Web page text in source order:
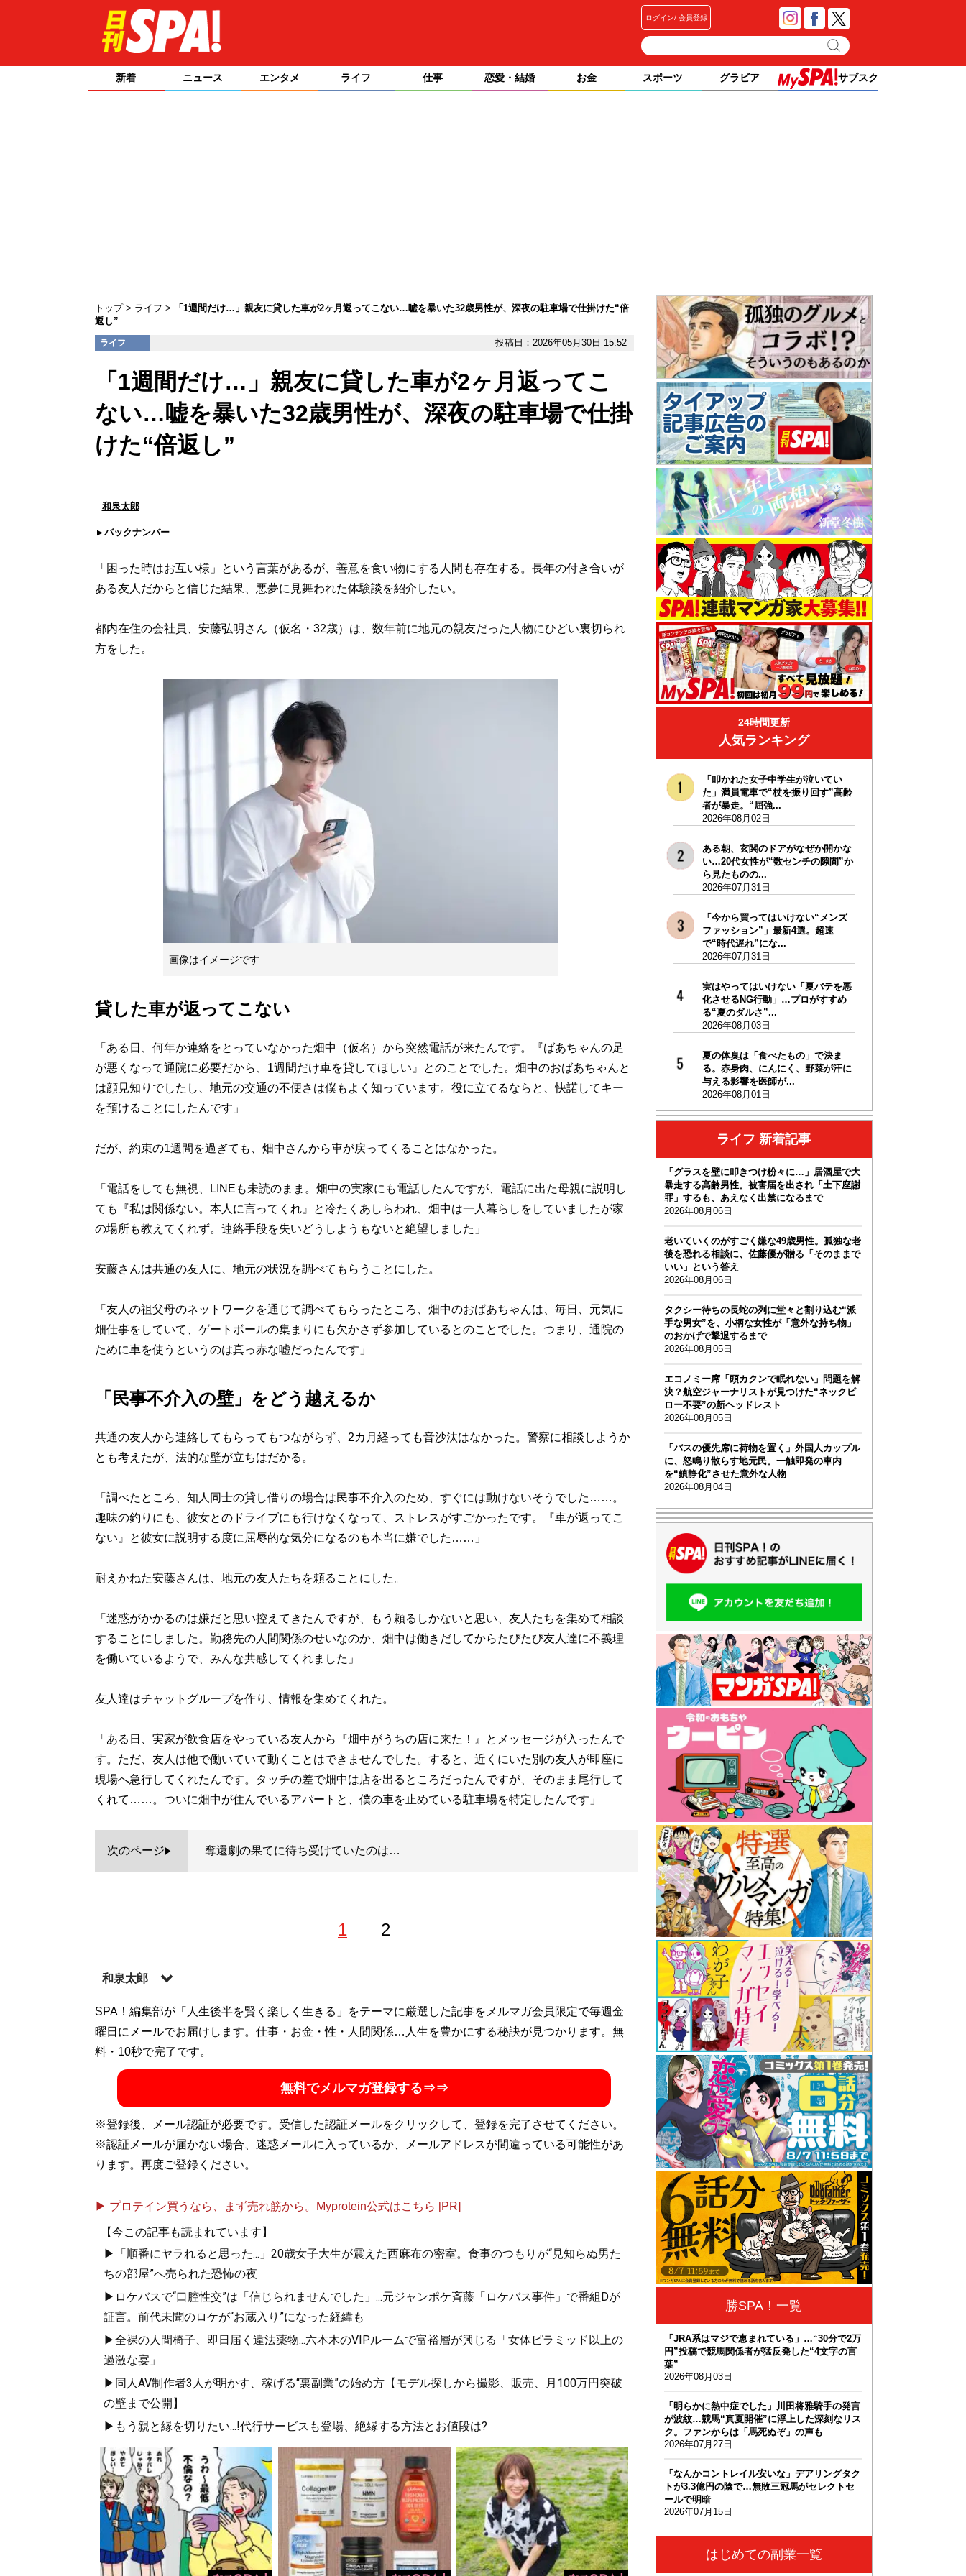
ログイン 会員登録
新着 ニュース エンタメ ライフ 仕事 恋愛・結婚 お金 スポーツ グラビア サブスク
トップ ライフ
「1週間だけ…」親友に貸した車が2ヶ月返ってこない…嘘を暴いた32歳男性が、深夜の駐車場で仕掛けた“倍
返し”
ライフ 投稿日：2026年05月30日 15:52
「1週間だけ…」親友に貸した車が2ヶ月返ってこ
ない…嘘を暴いた32歳男性が、深夜の駐車場で仕掛
けた“倍返し”
和泉太郎
バックナンバー
「困った時はお互い様」という言葉があるが、善意を食い物にする人間も存在する。長年の付き合いが
ある友人だからと信じた結果、悪夢に見舞われた体験談を紹介したい。
都内在住の会社員、安藤弘明さん（仮名・32歳）は、数年前に地元の親友だった人物にひどい裏切られ
方をした。
画像はイメージです
貸した車が返ってこない
「ある日、何年か連絡をとっていなかった畑中（仮名）から突然電話が来たんです。『ばあちゃんの足
が悪くなって通院に必要だから、1週間だけ車を貸してほしい』とのことでした。畑中のおばあちゃんと
は顔見知りでしたし、地元の交通の不便さは僕もよく知っています。役に立てるならと、快諾してキー
を預けることにしたんです」
だが、約束の1週間を過ぎても、畑中さんから車が戻ってくることはなかった。
「電話をしても無視、LINEも未読のまま。畑中の実家にも電話したんですが、電話に出た母親に説明し
ても『私は関係ない。本人に言ってくれ』と冷たくあしらわれ、畑中は一人暮らしをしていましたが家
の場所も教えてくれず。連絡手段を失いどうしようもないと絶望しました」
安藤さんは共通の友人に、地元の状況を調べてもらうことにした。
「友人の祖父母のネットワークを通じて調べてもらったところ、畑中のおばあちゃんは、毎日、元気に
畑仕事をしていて、ゲートボールの集まりにも欠かさず参加しているとのことでした。つまり、通院の
ために車を使うというのは真っ赤な嘘だったんです」
「民事不介入の壁」をどう越えるか
共通の友人から連絡してもらってもつながらず、2カ月経っても音沙汰はなかった。警察に相談しようか
とも考えたが、法的な壁が立ちはだかる。
「調べたところ、知人同士の貸し借りの場合は民事不介入のため、すぐには動けないそうでした……。
趣味の釣りにも、彼女とのドライブにも行けなくなって、ストレスがすごかったです。『車が返ってこ
ない』と彼女に説明する度に屈辱的な気分になるのも本当に嫌でした……」
耐えかねた安藤さんは、地元の友人たちを頼ることにした。
「迷惑がかかるのは嫌だと思い控えてきたんですが、もう頼るしかないと思い、友人たちを集めて相談
することにしました。勤務先の人間関係のせいなのか、畑中は働きだしてからたびたび友人達に不義理
を働いているようで、みんな共感してくれました」
友人達はチャットグループを作り、情報を集めてくれた。
「ある日、実家が飲食店をやっている友人から『畑中がうちの店に来た！』とメッセージが入ったんで
す。ただ、友人は他で働いていて動くことはできませんでした。すると、近くにいた別の友人が即座に
現場へ急行してくれたんです。タッチの差で畑中は店を出るところだったんですが、そのまま尾行して
くれて……。ついに畑中が住んでいるアパートと、僕の車を止めている駐車場を特定したんです」
次のページ 奪還劇の果てに待ち受けていたのは…
1 2
和泉太郎
込み入った話や怖い体験談を収集しているサラリーマンライター。趣味はドキュメンタリー番組を観る
ことと仏像フィギュア集め
記事一覧へ
SPA！編集部が「人生後半を賢く楽しく生きる」をテーマに厳選した記事をメルマガ会員限定で毎週金
曜日にメールでお届けします。仕事・お金・性・人間関係…人生を豊かにする秘訣が見つかります。無
料・10秒で完了です。
無料でメルマガ登録する⇒⇒
※登録後、メール認証が必要です。受信した認証メールをクリックして、登録を完了させてください。
※認証メールが届かない場合、迷惑メールに入っているか、メールアドレスが間違っている可能性があ
ります。再度ご登録ください。
▶ プロテイン買うなら、まず売れ筋から。Myprotein公式はこちら [PR]
【今この記事も読まれています】
▶「順番にヤラれると思った...」20歳女子大生が震えた西麻布の密室。食事のつもりが“見知らぬ男た
ちの部屋”へ売られた恐怖の夜
▶ロケバスで“口腔性交”は「信じられませんでした」...元ジャンポケ斉藤「ロケバス事件」で番組Dが
証言。前代未聞のロケが“お蔵入り”になった経緯も
▶全裸の人間椅子、即日届く違法薬物...六本木のVIPルームで富裕層が興じる「女体ピラミッド以上の
過激な宴」
▶同人AV制作者3人が明かす、稼げる“裏副業”の始め方【モデル探しから撮影、販売、月100万円突破
の壁まで公開】
▶もう親と縁を切りたい...!代行サービスも登場、絶縁する方法とお値段は?
24時間更新
人気ランキング
「叩かれた女子中学生が泣いてい
た」満員電車で“杖を振り回す”高齢
者が暴走。“屈強...
2026年08月02日
ある朝、玄関のドアがなぜか開かな
い…20代女性が“数センチの隙間”か
ら見たものの...
2026年07月31日
「今から買ってはいけない“メンズ
ファッション”」最新4選。超速
で“時代遅れ”にな...
2026年07月31日
実はやってはいけない「夏バテを悪
化させるNG行動」…プロがすすめ
る“夏のダルさ”...
2026年08月03日
夏の体臭は「食べたもの」で決ま
る。赤身肉、にんにく、野菜が汗に
与える影響を医師が...
2026年08月01日
ライフ 新着記事
「グラスを壁に叩きつけ粉々に…」居酒屋で大
暴走する高齢男性。被害届を出され「土下座謝
罪」するも、あえなく出禁になるまで
2026年08月06日
老いていくのがすごく嫌な49歳男性。孤独な老
後を恐れる相談に、佐藤優が贈る「そのままで
いい」という答え
2026年08月06日
タクシー待ちの長蛇の列に堂々と割り込む“派
手な男女”を、小柄な女性が「意外な持ち物」
のおかげで撃退するまで
2026年08月05日
エコノミー席「頭カクンで眠れない」問題を解
決？航空ジャーナリストが見つけた“ネックピ
ロー不要”の新ヘッドレスト
2026年08月05日
「バスの優先席に荷物を置く」外国人カップル
に、怒鳴り散らす地元民。一触即発の車内
を“鎮静化”させた意外な人物
2026年08月04日
勝SPA！一覧
「JRA系はマジで恵まれている」…“30分で2万
円”投稿で競馬関係者が猛反発した“4文字の言
葉”
2026年08月03日
「明らかに熱中症でした」川田将雅騎手の発言
が波紋…競馬“真夏開催”に浮上した深刻なリス
ク。ファンからは「馬死ぬぞ」の声も
2026年07月27日
「なんかコントレイル安いな」デアリングタク
トが3.3億円の陰で…無敗三冠馬がセレクトセ
ールで明暗
2026年07月15日
はじめての副業一覧